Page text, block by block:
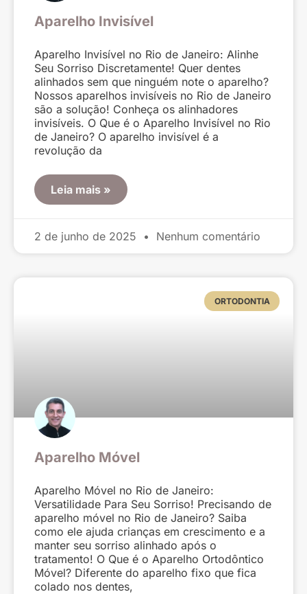
Aparelho Invisível
Aparelho Invisível no Rio de Janeiro: Alinhe
Seu Sorriso Discretamente! Quer dentes
alinhados sem que ninguém note o aparelho?
Nossos aparelhos invisíveis no Rio de Janeiro
são a solução! Conheça os alinhadores
invisíveis. O Que é o Aparelho Invisível no Rio
de Janeiro? O aparelho invisível é a
revolução da
Leia mais »
2 de junho de 2025 Nenhum comentário
ORTODONTIA
Aparelho Móvel
Aparelho Móvel no Rio de Janeiro:
Versatilidade Para Seu Sorriso! Precisando de
aparelho móvel no Rio de Janeiro? Saiba
como ele ajuda crianças em crescimento e a
manter seu sorriso alinhado após o
tratamento! O Que é o Aparelho Ortodôntico
Móvel? Diferente do aparelho fixo que fica
colado nos dentes,